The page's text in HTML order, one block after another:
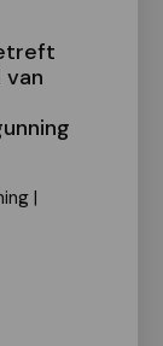
van
|